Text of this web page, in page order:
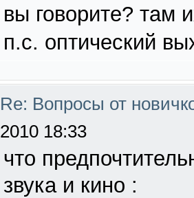
вы говорите? там
п.с. оптический
Re: Вопросы от
2010 18:33
что
звука и кино :